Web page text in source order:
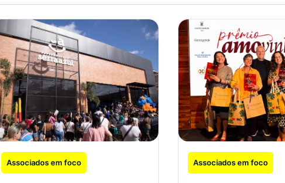
Associados em foco Associados em foco